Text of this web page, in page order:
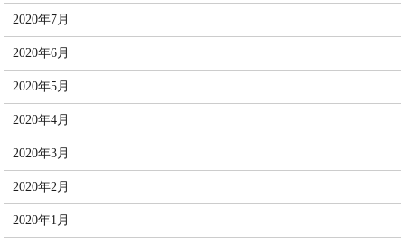
2020年7月
2020年6月
2020年5月
2020年4月
2020年3月
2020年2月
2020年1月